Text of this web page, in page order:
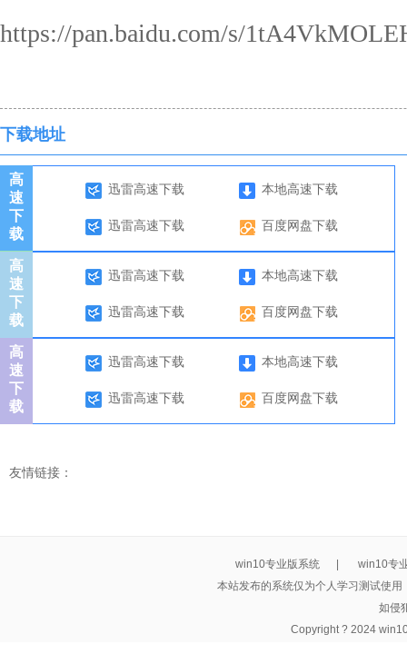
https://pan.baidu.com/s/
下载地址
高
速
下
载
迅雷高速下载 本地高速下载
迅雷高速下载 百度网盘下载
高
速
下
载
迅雷高速下载 本地高速下载
迅雷高速下载 百度网盘下载
高
速
下
载
迅雷高速下载 本地高速下载
迅雷高速下载 百度网盘下载
友情链接：
win10专业版系统
win10专
本站发布的系统仅为个人学习测试使
如侵
Copyright ? 2024